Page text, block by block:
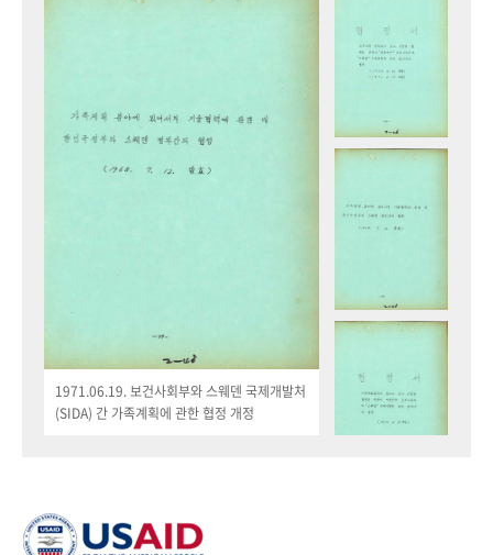
1971.06.19. 보건사회부와 스웨덴 국제개발처
(SIDA) 간 가족계획에 관한 협정 개정